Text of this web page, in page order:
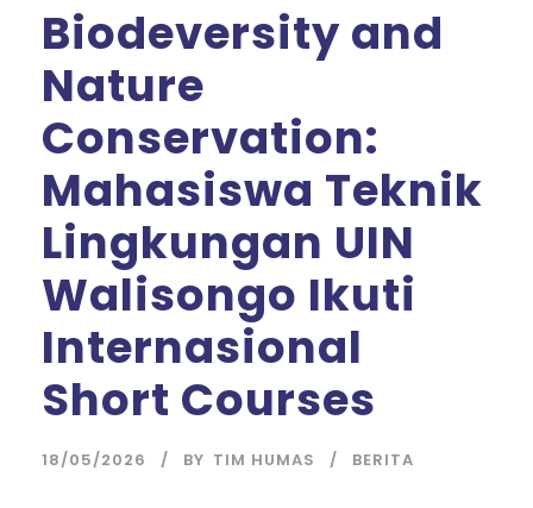
Biodeversity and
Nature
Conservation:
Mahasiswa Teknik
Lingkungan UIN
Walisongo Ikuti
Internasional
Short Courses
18/05/2026 BY TIM HUMAS BERITA